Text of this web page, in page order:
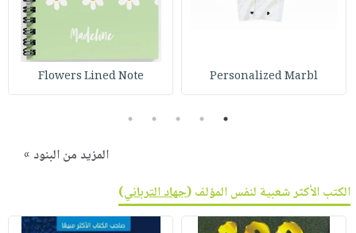
Personalized Marbl
Flowers Lined Note
1
2
3
4
5
المزيد من البنود »
الكتب الأكثر شعبية لنفس المؤلف (جهاد الترباني)